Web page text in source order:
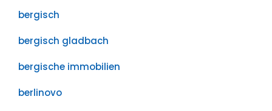
bergisch
bergisch gladbach
bergische immobilien
berlinovo